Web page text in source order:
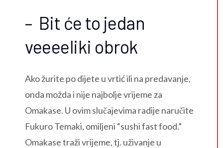
– Bit će to jedan
veeeeliki obrok
Ako žurite po dijete u vrtić ili na predavanje,
onda možda i nije najbolje vrijeme za
Omakase. U ovim slučajevima radije naručite
Fukuro Temaki, omiljeni “sushi fast food.”
Omakase traži vrijeme, tj. uživanje u